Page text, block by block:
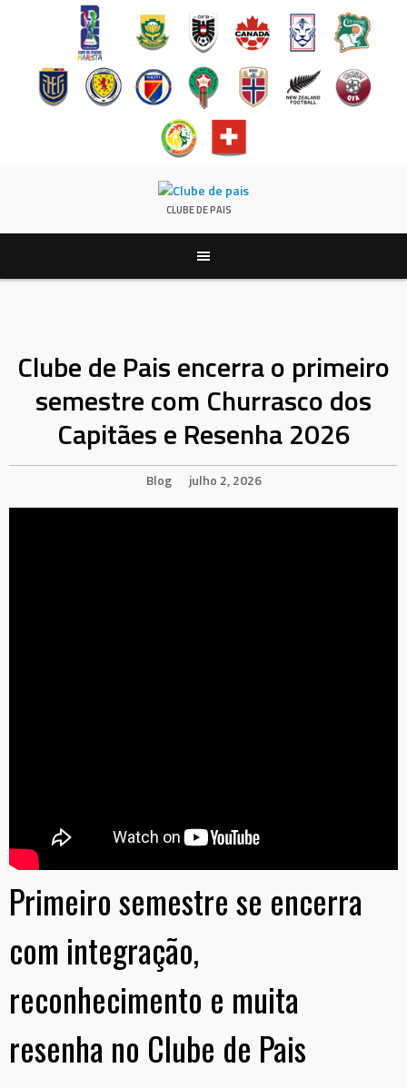
CLUBE DE PAIS
Clube de Pais encerra o primeiro
semestre com Churrasco dos
Capitães e Resenha 2026
Blog julho 2, 2026
Primeiro semestre se encerra
com integração,
reconhecimento e muita
resenha no Clube de Pais